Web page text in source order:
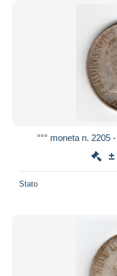
°°° moneta n. 2205
±
Stato